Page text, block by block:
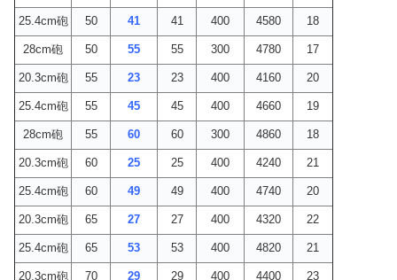
25.4cm砲 50 41 41 400 4580 18
28cm砲 50 55 55 300 4780 17
20.3cm砲 55 23 23 400 4160 20
25.4cm砲 55 45 45 400 4660 19
28cm砲 55 60 60 300 4860 18
20.3cm砲 60 25 25 400 4240 21
25.4cm砲 60 49 49 400 4740 20
20.3cm砲 65 27 27 400 4320 22
25.4cm砲 65 53 53 400 4820 21
20.3cm砲 70 29 29 400 4400 23